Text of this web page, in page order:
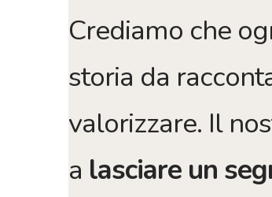
Crediamo che
storia da
valorizzare. Il
a lasciare un